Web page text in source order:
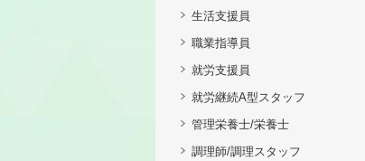
生活支援員
職業指導員
就労支援員
就労継続A型スタッフ
管理栄養士/栄養士
調理師/調理スタッフ